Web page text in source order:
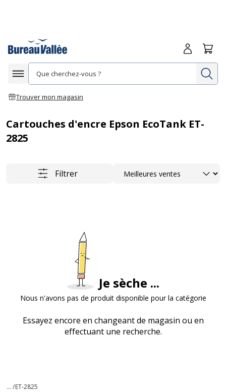
Afficher la navigation
Trouver mon magasin
Me
Cartouches d'encre Epson EcoTank ET-
2825
Filtrer Trier
Je sèche ...
Nous n'avons pas de produit disponible pour la catégorie
Essayez encore en changeant de magasin ou en
effectuant une recherche.
... /ET-2825